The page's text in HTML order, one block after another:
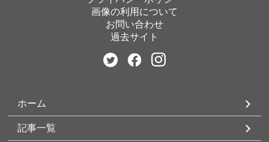
画像の利用について
お問い合わせ
過去サイト
ホーム
記事一覧